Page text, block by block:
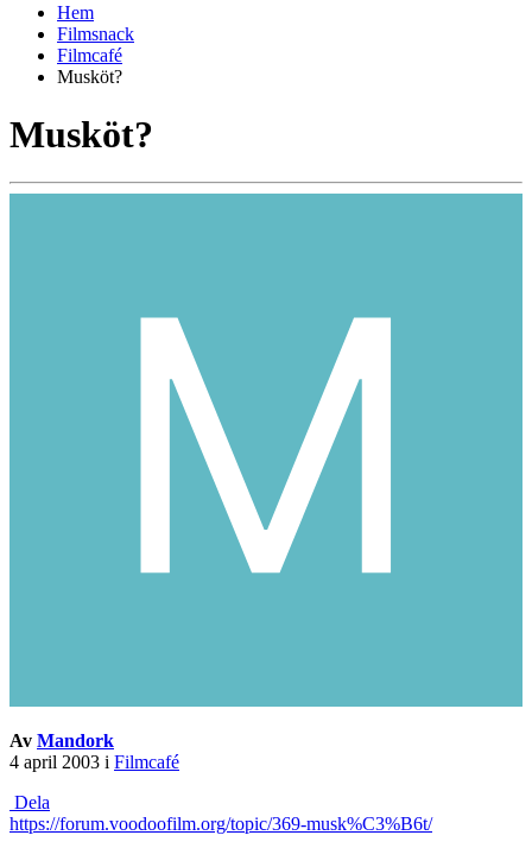
Hem
Filmsnack
Filmcafé
Musköt?
Musköt?
Av Mandork
4 april 2003 i Filmcafé
Dela
https://forum.voodoofilm.org/topic/369-musk%C3%B6t/